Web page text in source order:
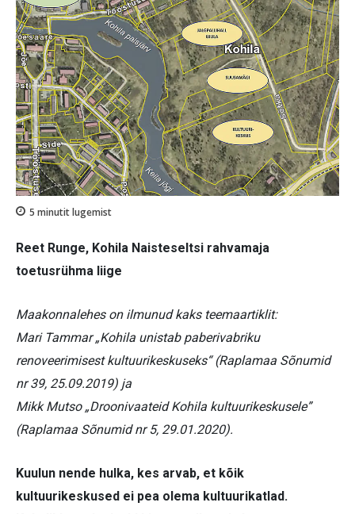
5 minutit lugemist
Reet Runge, Kohila Naisteseltsi rahvamaja
toetusrühma liige
Maakonnalehes on ilmunud kaks teemaartiklit:
Mari Tammar „Kohila unistab paberivabriku
renoveerimisest kultuurikeskuseks“ (Raplamaa Sõnumid
nr 39, 25.09.2019) ja
Mikk Mutso „Droonivaateid Kohila kultuurikeskusele”
(Raplamaa Sõnumid nr 5, 29.01.2020).
Kuulun nende hulka, kes arvab, et kõik
kultuurikeskused ei pea olema kultuurikatlad.